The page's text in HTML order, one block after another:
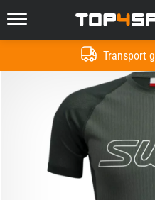
Transport
Top4Sport.ro